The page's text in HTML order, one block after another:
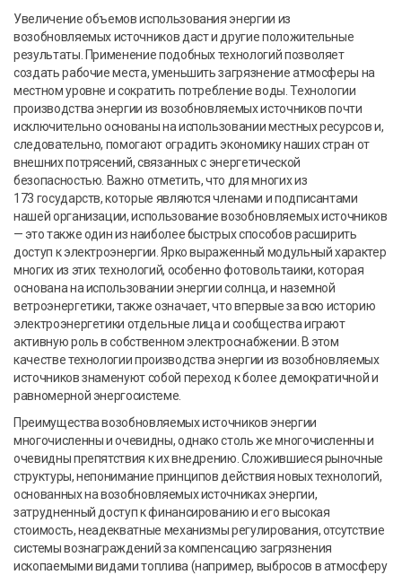
Увеличение объемов использования энергии из
возобновляемых источников даст и другие положительные
результаты. Применение подобных технологий позволяет
создать рабочие места, уменьшить загрязнение атмосферы на
местном уровне и сократить потребление воды. Технологии
производства энергии из возобновляемых источников почти
исключительно основаны на использовании местных ресурсов и,
следовательно, помогают оградить экономику наших стран от
внешних потрясений, связанных с энергетической
безопасностью. Важно отметить, что для многих из
173 государств, которые являются членами и подписантами
нашей организации, использование возобновляемых источников
— это также один из наиболее быстрых способов расширить
доступ к электроэнергии. Ярко выраженный модульный характер
многих из этих технологий, особенно фотовольтаики, которая
основана на использовании энергии солнца, и наземной
ветроэнергетики, также означает, что впервые за всю историю
электроэнергетики отдельные лица и сообщества играют
активную роль в собственном электроснабжении. В этом
качестве технологии производства энергии из возобновляемых
источников знаменуют собой переход к более демократичной и
равномерной энергосистеме.
Преимущества возобновляемых источников энергии
многочисленны и очевидны, однако столь же многочисленны и
очевидны препятствия к их внедрению. Сложившиеся рыночные
структуры, непонимание принципов действия новых технологий,
основанных на возобновляемых источниках энергии,
затрудненный доступ к финансированию и его высокая
стоимость, неадекватные механизмы регулирования, отсутствие
системы вознаграждений за компенсацию загрязнения
ископаемыми видами топлива (например, выбросов в атмосферу